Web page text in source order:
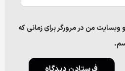
وبسایت من در مرورگر برای زمانی که